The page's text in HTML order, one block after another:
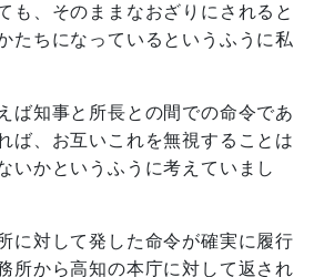
も、そのままなおざりにされると
たちになっているというふうに私
ば知事と所長との間での命令であ
ば、お互いこれを無視することは
いかというふうに考えていまし
に対して発した命令が確実に履行
所から高知の本庁に対して返され